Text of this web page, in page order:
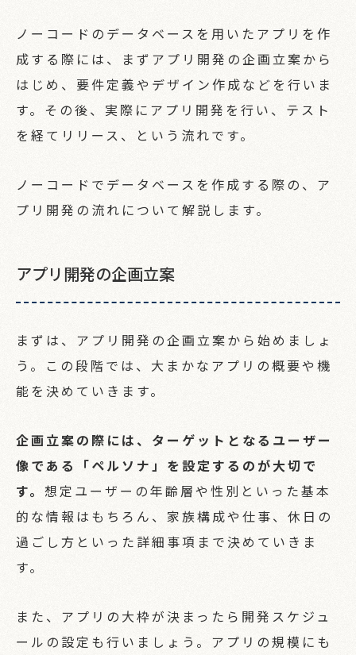
ノーコードのデータベースを用いたアプリを作
成する際には、まずアプリ開発の企画立案から
はじめ、要件定義やデザイン作成などを行いま
す。その後、実際にアプリ開発を行い、テスト
を経てリリース、という流れです。
ノーコードでデータベースを作成する際の、ア
プリ開発の流れについて解説します。
アプリ開発の企画立案
まずは、アプリ開発の企画立案から始めましょ
う。この段階では、大まかなアプリの概要や機
能を決めていきます。
企画立案の際には、ターゲットとなるユーザー
像である「ペルソナ」を設定するのが大切で
す。 想定ユーザーの年齢層や性別といった基本
的な情報はもちろん、家族構成や仕事、休日の
過ごし方といった詳細事項まで決めていきま
す。
また、アプリの大枠が決まったら開発スケジュ
ールの設定も行いましょう。アプリの規模にも